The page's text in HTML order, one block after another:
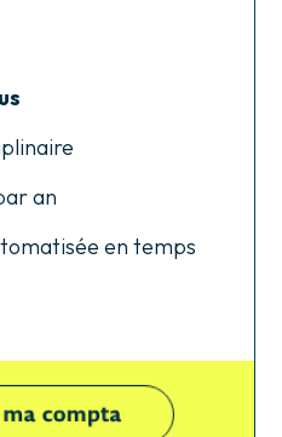
an
en temps